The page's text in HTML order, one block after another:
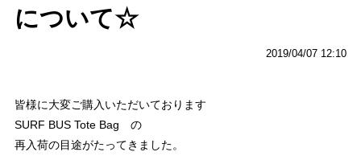
について☆
2019/04/07 12:10
皆様に大変ご購入いただいております
SURF BUS Tote Bag の
再入荷の目途がたってきました。